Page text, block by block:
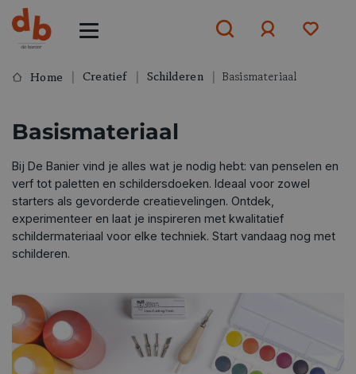
ofaanmelden
Home Creatief Schilderen Basismateriaal
Basismateriaal
Bij De Banier vind je alles wat je nodig hebt: van penselen en
verf tot paletten en schildersdoeken. Ideaal voor zowel
starters als gevorderde creatievelingen. Ontdek,
experimenteer en laat je inspireren met kwalitatief
schildermateriaal voor elke techniek. Start vandaag nog met
schilderen.